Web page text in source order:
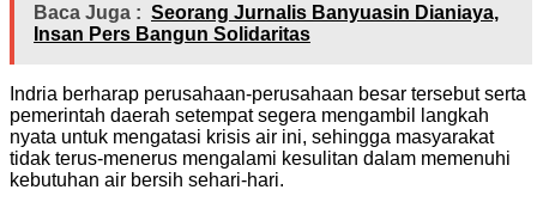
Baca Juga : Seorang Jurnalis Banyuasin Dianiaya,
Insan Pers Bangun Solidaritas
Indria berharap perusahaan-perusahaan besar tersebut serta
pemerintah daerah setempat segera mengambil langkah
nyata untuk mengatasi krisis air ini, sehingga masyarakat
tidak terus-menerus mengalami kesulitan dalam memenuhi
kebutuhan air bersih sehari-hari.